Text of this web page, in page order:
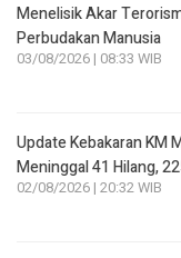
Menelisik Akar
Perbudakan Manusia
03/08/2026 | 08:33 WIB
Update Kebakaran KM
Meninggal 41 Hilang,
02/08/2026 | 20:32 WIB